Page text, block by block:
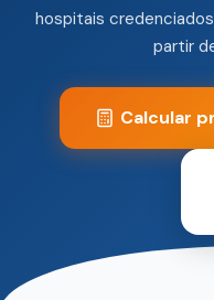
hospitais
partir
Calcular